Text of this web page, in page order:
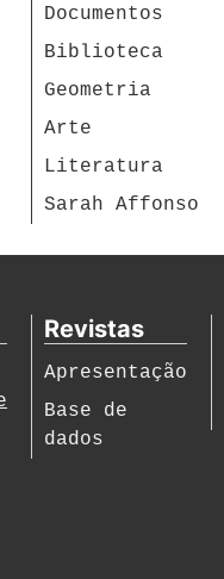
Documentos
Biblioteca
Geometria
Arte
Literatura
Sarah Affonso
Revistas
Apresentação
Base de
dados